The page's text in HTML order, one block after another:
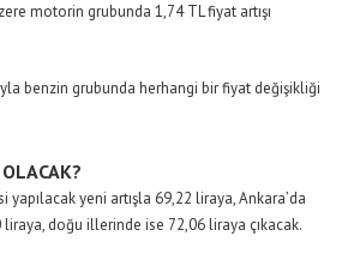
motorin grubunda 1,74 TL fiyat artışı
benzin grubunda herhangi bir fiyat değişikliği
yeni artışla 69,22 liraya, Ankara’da
liraya, doğu illerinde ise 72,06 liraya çıkacak.